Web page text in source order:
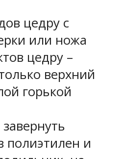
цедру с
или ножа
цедру –
верхний
горькой
полиэтилен и